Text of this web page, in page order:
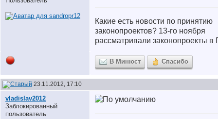
Какие есть новости по принятию
законопроектов? 13-го ноября
рассматривали законопроекты в
В Минюст Спасибо
23.11.2012, 17:10
vladislav2012
Заблокированный
пользователь